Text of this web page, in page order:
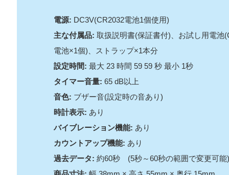
電源: DC3V(CR2032電池1個使用)
主な付属品: 取扱説明書(保証書付)、お試し用電池
電池×1個)、ストラップ×1本分
設定時間: 最大 23 時間 59 59 秒 最小 1秒
タイマー音量: 65 dB以上
音色: ブザー音(設定時の音あり)
時計表示: あり
バイブレーション機能: あり
カウントアップ機能: あり
過去データ: 約60秒 (5秒～60秒の範囲で変更可能)